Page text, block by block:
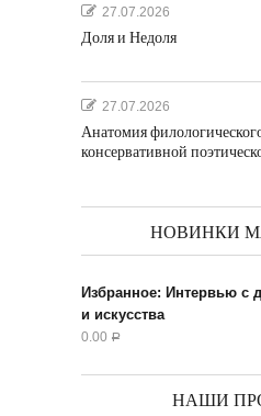
27.07.2026
Доля и Недоля
27.07.2026
Анатомия
консервативной
НОВИНКИ
Избранное: Интервью с
и искусства
0.00 Р
НАШИ